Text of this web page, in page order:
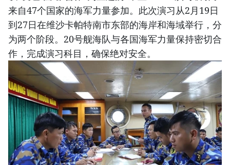
来自47个国家的海军力量参加。此次演习从2月19日
到27日在维沙卡帕特南市东部的海岸和海域举行，分
为两个阶段。20号舰海队与各国海军力量保持密切合
作，完成演习科目，确保绝对安全。